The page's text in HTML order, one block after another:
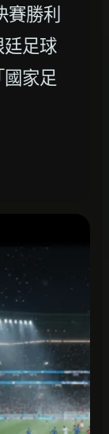
賽勝利
足球
家足